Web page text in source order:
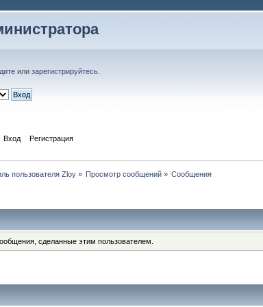
илизарегистрируйтесь
Вход Регистрация
пользователя Zloy» Просмотр сообщений » Сообщения
сделанные этим пользователем.